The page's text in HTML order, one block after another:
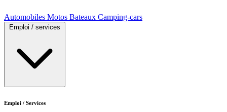
Automobiles Motos Bateaux Camping-cars
Emploi / services
Emploi / Services